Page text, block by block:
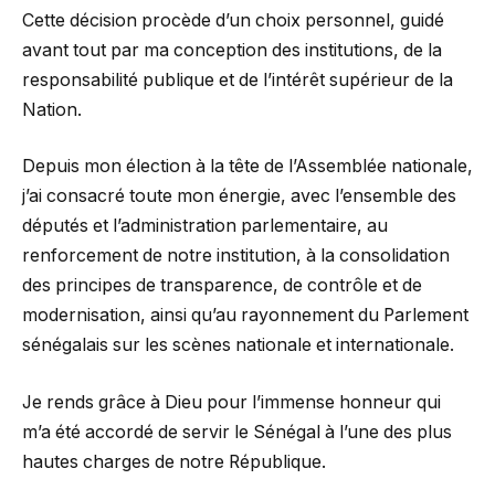
Cette décision procède d’un choix personnel, guidé
avant tout par ma conception des institutions, de la
responsabilité publique et de l’intérêt supérieur de la
Nation.
Depuis mon élection à la tête de l’Assemblée nationale,
j’ai consacré toute mon énergie, avec l’ensemble des
députés et l’administration parlementaire, au
renforcement de notre institution, à la consolidation
des principes de transparence, de contrôle et de
modernisation, ainsi qu’au rayonnement du Parlement
sénégalais sur les scènes nationale et internationale.
Je rends grâce à Dieu pour l’immense honneur qui
m’a été accordé de servir le Sénégal à l’une des plus
hautes charges de notre République.